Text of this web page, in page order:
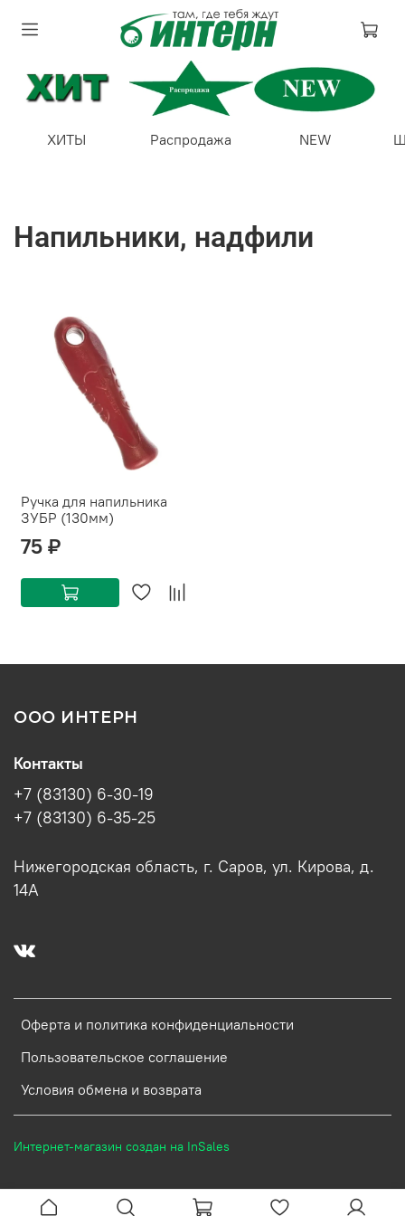
ХИТЫ Распродажа NEW
Напильники, надфили
Ручка для напильника
ЗУБР (130мм)
75 ₽
ООО ИНТЕРН
Оферта и политика конфиденциальности
Пользовательское соглашение
Условия обмена и возврата
Контакты
+7 (83130) 6-30-19
+7 (83130) 6-35-25
Нижегородская область, г. Саров, ул. Кирова, д.
14А
Интернет-магазин создан на InSales